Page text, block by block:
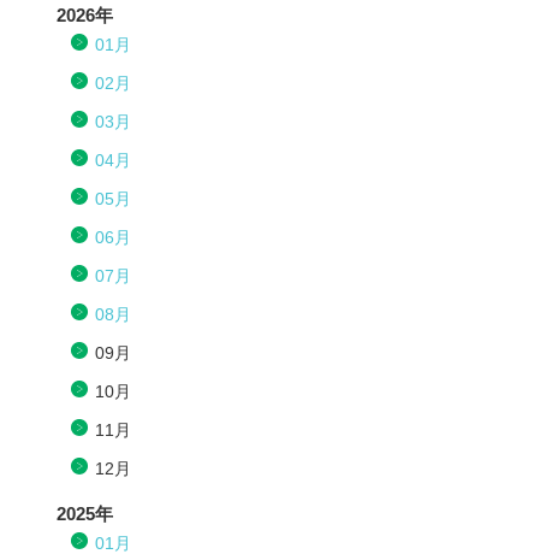
2026年
01月
02月
03月
04月
05月
06月
07月
08月
09月
10月
11月
12月
2025年
01月